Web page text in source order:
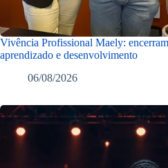
Vivência Profissional Maely:
aprendizado e desenvolvimento
06/08/2026